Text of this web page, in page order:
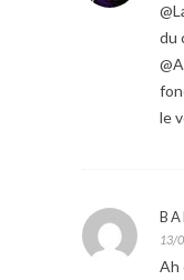
du
le
13/
Ah